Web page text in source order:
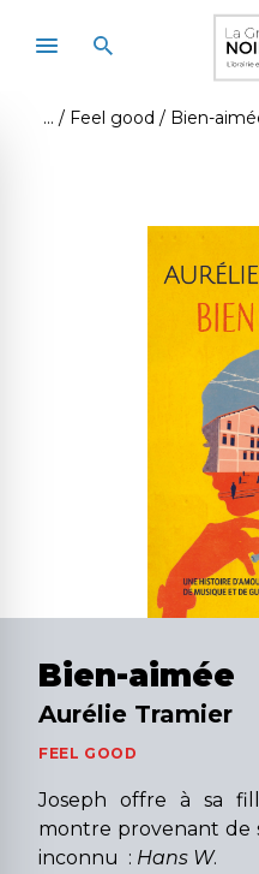
Feel good Bien-
Bien-aimée
Aurélie Tramier
FEEL GOOD
Joseph offre à sa
montre provenant de
inconnu : Hans W.